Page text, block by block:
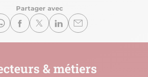
Partager avec
& métiers